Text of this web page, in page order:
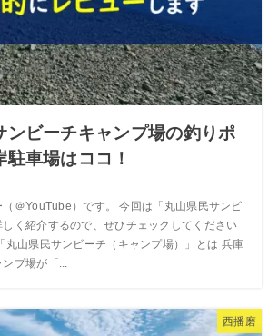
ンビーチキャンプ場の釣りポ
車場はココ！
＠YouTube）です。 今回は「丸山県民サンビ
く紹介するので、ぜひチェックしてください
丸山県民サンビーチ（キャンプ場）」とは 兵庫
プ場が「...
西播磨